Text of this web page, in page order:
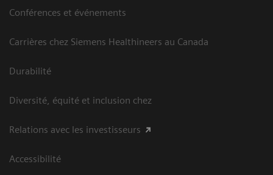
Conférences et événements
Carrières chez Siemens Healthineers au Canada
Durabilité
Diversité, équité et inclusion chez
Relations avec les investisseurs
Accessibilité